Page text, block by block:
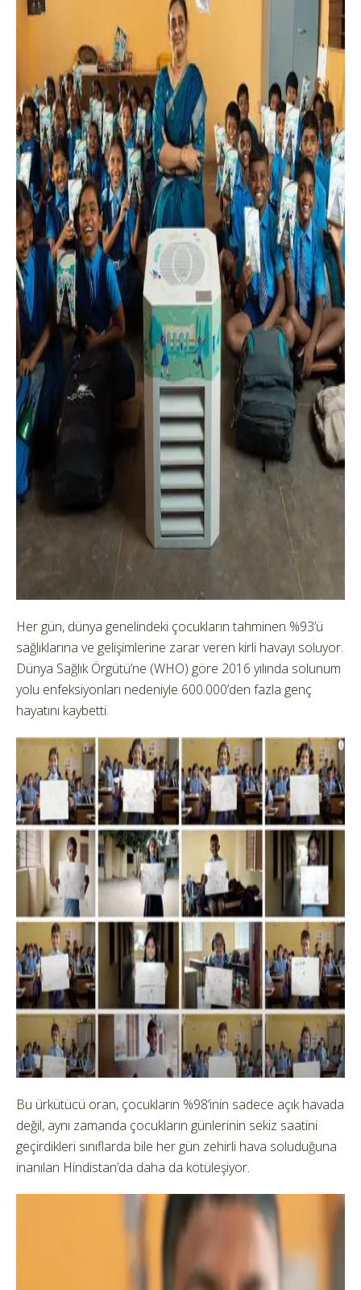
Her gün, dünya genelindeki çocukların tahminen %93’ü
sağlıklarına ve gelişimlerine zarar veren kirli havayı soluyor.
Dünya Sağlık Örgütü’ne (WHO) göre 2016 yılında solunum
yolu enfeksiyonları nedeniyle 600.000’den fazla genç
hayatını kaybetti.
Bu ürkütücü oran, çocukların %98’inin sadece açık havada
değil, aynı zamanda çocukların günlerinin sekiz saatini
geçirdikleri sınıflarda bile her gün zehirli hava soluduğuna
inanılan Hindistan’da daha da kötüleşiyor.